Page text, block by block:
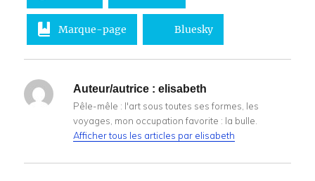
Marque-page Bluesky
Auteur/autrice : elisabeth
Pêle-mêle : l'art sous toutes ses formes, les
voyages, mon occupation favorite : la bulle.
Afficher tous les articles par elisabeth